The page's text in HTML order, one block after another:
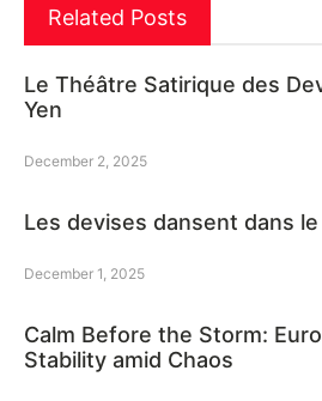
Related Posts
Le Théâtre Satirique des
Yen
December 2, 2025
Les devises dansent dans
December 1, 2025
Calm Before the Storm:
Stability amid Chaos